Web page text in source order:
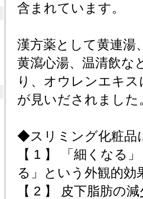
含まれています。
漢方薬として黄連湯
黄瀉心湯、温清飲な
り、オウレンエキ
が見いだされました
◆スリミング化粧品
【 1 】 「細くなる
る」という外観的効
【 2 】 皮下脂肪の